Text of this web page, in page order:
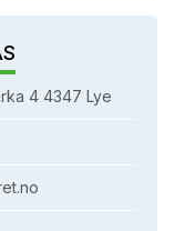
4 4347 Lye